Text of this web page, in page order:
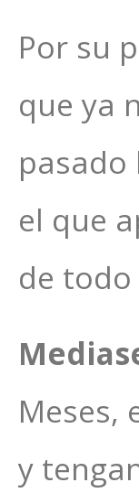
Por su
que ya
pasado
el que
de
Meses,
y